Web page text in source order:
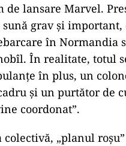
de lansare Marvel.
grav și important,
în Normandia
În realitate, totul
în plus, un
și un purtător de
coordonat”.
„planul